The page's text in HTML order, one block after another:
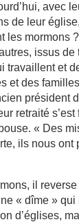
avec
de leur
les mormons
issus de
travaillent et
et des
président
retraité s’est
« Des
ils nous ont
il
« dîme »
d’églises,